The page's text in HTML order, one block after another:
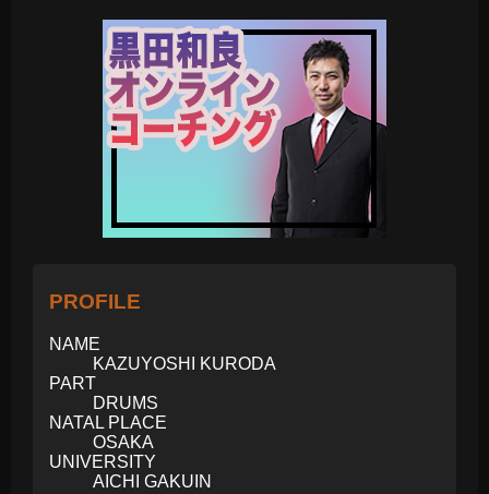
PROFILE
NAME
KAZUYOSHI KURODA
PART
DRUMS
NATAL PLACE
OSAKA
UNIVERSITY
AICHI GAKUIN